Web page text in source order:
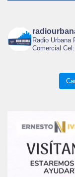
Radio Urbana
Comercial